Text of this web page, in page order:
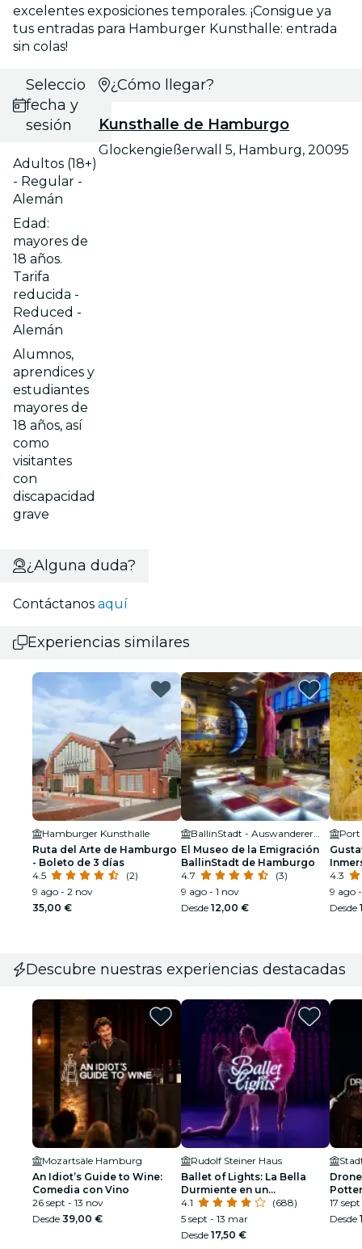
excelentes exposiciones temporales. ¡Consigue ya
tus entradas para Hamburger Kunsthalle: entrada
sin colas!
Selecciona
fecha y
sesión
Adultos (18+)
- Regular -
Alemán
Edad:
mayores de
18 años.
Tarifa
reducida -
Reduced -
Alemán
Alumnos,
aprendices y
estudiantes
mayores de
18 años, así
como
visitantes
con
discapacidad
grave
¿Cómo llegar?
Kunsthalle de Hamburgo
Glockengießerwall 5, Hamburg, 20095
¿Alguna duda?
Contáctanos aquí
Experiencias similares
Hamburger Kunsthalle
Ruta del Arte de Hamburgo
- Boleto de 3 días
4.5
(2)
9 ago - 2 nov
35,00 €
El Museo de la Emigración
BallinStadt de Hamburgo
4.7
(3)
9 ago - 1 nov
Desde 12,00 €
Port
4.3
9 ago
Desde
Descubre nuestras experiencias destacadas
Mozartsäle Hamburg
An Idiot’s Guide to Wine:
Comedia con Vino
26 sept - 13 nov
Desde 39,00 €
Rudolf Steiner Haus
Ballet of Lights: La Bella
Durmiente en un
espectáculo deslumbrante
4.1
(688)
5 sept - 13 mar
Desde 17,50 €
17 sept
Desde